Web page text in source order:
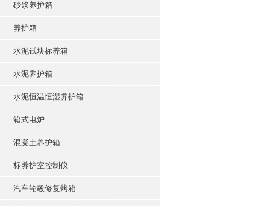
砂浆养护箱
养护箱
水泥试块标养箱
水泥养护箱
水泥恒温恒湿养护箱
箱式电炉
混凝土养护箱
标养护室控制仪
汽车轮毂修复烤箱